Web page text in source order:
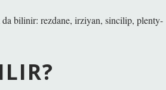
bilinir: rezdane, irziyan, sincilip, plenty-